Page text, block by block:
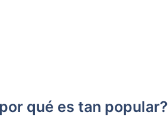
qué es tan popular?